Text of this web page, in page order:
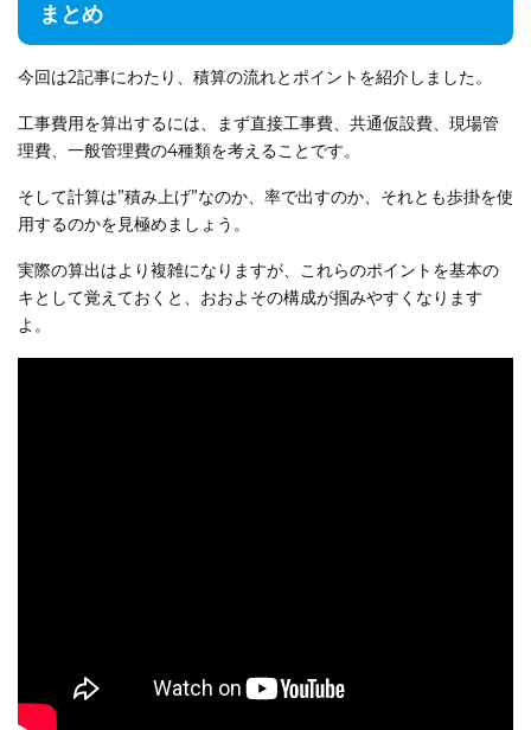
まとめ
今回は2記事にわたり、積算の流れとポイントを紹介しました。
工事費用を算出するには、まず直接工事費、共通仮設費、現場管
理費、一般管理費の4種類を考えることです。
そして計算は”積み上げ”なのか、率で出すのか、それとも歩掛を使
用するのかを見極めましょう。
実際の算出はより複雑になりますが、これらのポイントを基本の
キとして覚えておくと、おおよその構成が掴みやすくなります
よ。